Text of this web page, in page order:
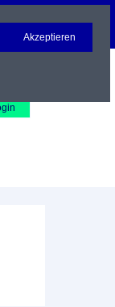
Akzeptieren